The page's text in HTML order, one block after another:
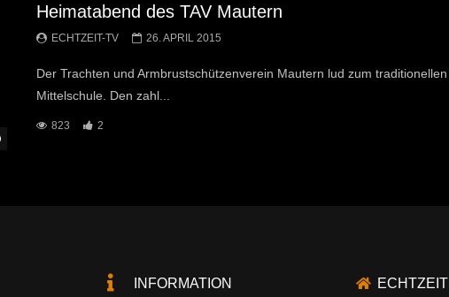
Heimatabend des TAV Mautern
ECHTZEIT-TV 26. APRIL 2015
Der Trachten und Armbrustschützenverein Mautern lud zum
Mittelschule. Den zahl...
823 2
INFORMATION